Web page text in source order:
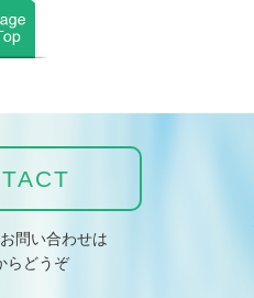
問い合わせは
らどうぞ